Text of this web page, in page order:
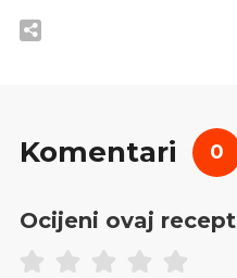
Komentari 0
Ocijeni ovaj recept